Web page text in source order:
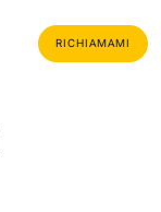
RICHIAMAMI